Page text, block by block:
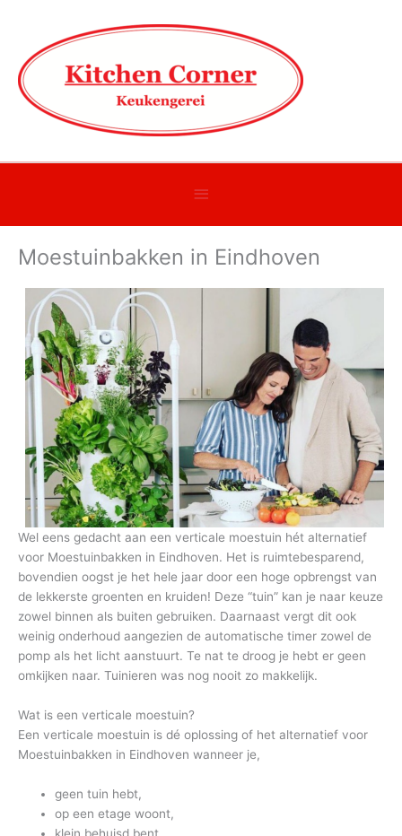
balk
Moestuinbakken in Eindhoven
Wel eens gedacht aan een verticale moestuin hét alternatief
voor Moestuinbakken in Eindhoven. Het is ruimtebesparend,
bovendien oogst je het hele jaar door een hoge opbrengst van
de lekkerste groenten en kruiden! Deze “tuin” kan je naar keuze
zowel binnen als buiten gebruiken. Daarnaast vergt dit ook
weinig onderhoud aangezien de automatische timer zowel de
pomp als het licht aanstuurt. Te nat te droog je hebt er geen
omkijken naar. Tuinieren was nog nooit zo makkelijk.
Wat is een verticale moestuin?
Een verticale moestuin is dé oplossing of het alternatief voor
Moestuinbakken in Eindhoven wanneer je,
geen tuin hebt,
op een etage woont,
klein behuisd bent,